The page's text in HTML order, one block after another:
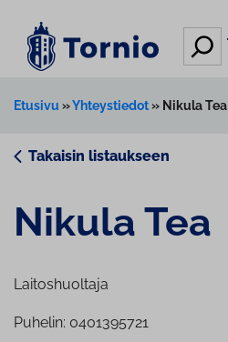
sisältöön
Hae
Etusivu »Yhteystiedot» Nikula Tea
Takaisin listaukseen
Nikula Tea
Laitoshuoltaja
Puhelin: 0401395721